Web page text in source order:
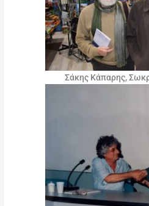
Σάκης Κάπαρης,